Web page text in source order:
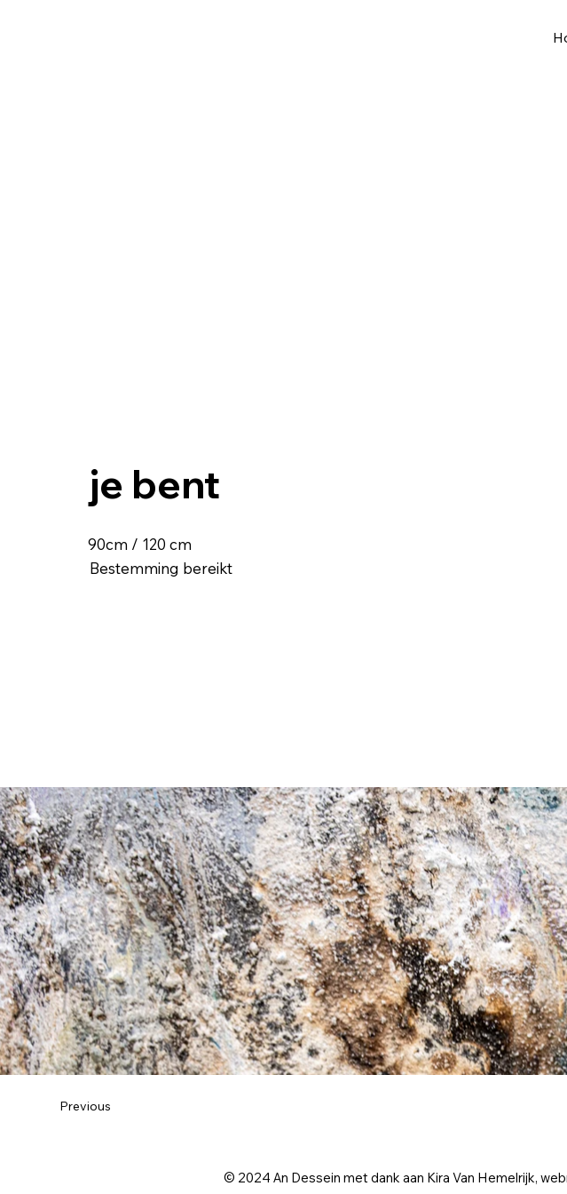
je bent
90cm / 120 cm
Bestemming bereikt
Previous
© 2024 An Dessein met dank aan Kira Van Hemelrijk,